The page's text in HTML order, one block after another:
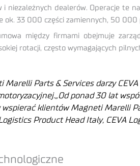
niezależnych dealerów. Operacje te
ok. 33 000 części zamiennych, 50
między firmami obejmuje
rotacji, często wymagających
Parts & Services darzy
„Od ponad 30 lat
klientów Magneti Marelli
Product Head Italy, CEVA